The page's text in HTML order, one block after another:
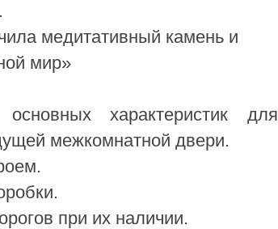
медитативный камень и
мир»
характеристик для
межкомнатной двери.
при их наличии.